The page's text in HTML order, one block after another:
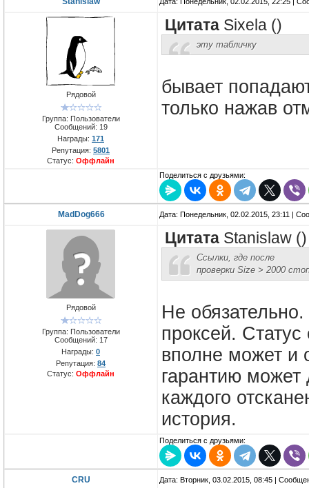
Рядовой
Группа: Пользователи
Сообщений: 19
Награды: 171
Репутация: 5801
Статус: Оффлайн
Цитата Sixela ()
эту табличку
бывает
только нажав
Поделиться с друзьями:
MadDog666 Дата: Понедельник, 02.02.2015, 23:11 |
Рядовой
Группа: Пользователи
Сообщений: 17
Награды: 0
Репутация: 84
Статус: Оффлайн
Цитата Stanislaw ()
Ссылки, где после
проверки Size > 2000
Не
проксей.
вполне может и
гарантию может
каждого
история.
Поделиться с друзьями:
CRU Дата: Вторник, 03.02.2015, 08:45 |